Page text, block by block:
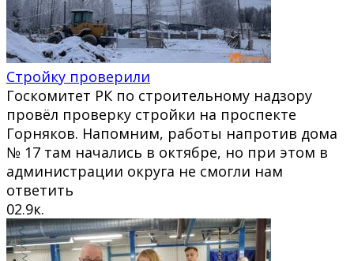
Стройку проверили
Госкомитет РК по строительному надзору
провёл проверку стройки на проспекте
Горняков. Напомним, работы напротив дома
№ 17 там начались в октябре, но при этом в
администрации округа не смогли нам
ответить
02.9к.